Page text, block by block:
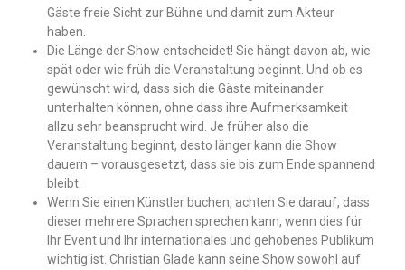
Gäste freie Sicht zur Bühne und damit zum Akteur
haben.
Die Länge der Show entscheidet! Sie hängt davon ab, wie
spät oder wie früh die Veranstaltung beginnt. Und ob es
gewünscht wird, dass sich die Gäste miteinander
unterhalten können, ohne dass ihre Aufmerksamkeit
allzu sehr beansprucht wird. Je früher also die
Veranstaltung beginnt, desto länger kann die Show
dauern – vorausgesetzt, dass sie bis zum Ende spannend
bleibt.
Wenn Sie einen Künstler buchen, achten Sie darauf, dass
dieser mehrere Sprachen sprechen kann, wenn dies für
Ihr Event und Ihr internationales und gehobenes Publikum
wichtig ist. Christian Glade kann seine Show sowohl auf